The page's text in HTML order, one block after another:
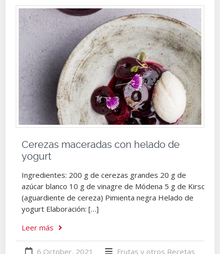
Cerezas maceradas con helado de
yogurt
Ingredientes: 200 g de cerezas grandes 20 g de
azúcar blanco 10 g de vinagre de Módena 5 g de Kirsch
(aguardiente de cereza) Pimienta negra Helado de
yogurt Elaboración: […]
Leer más
6 October, 2021 Frutas y otros Recetas